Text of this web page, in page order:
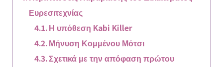
Ευρεσιτεχνίας
Η υπόθεση Kabi Killer
Μήνυση Κομμένου Μότσι
Σχετικά με την απόφαση πρώτου